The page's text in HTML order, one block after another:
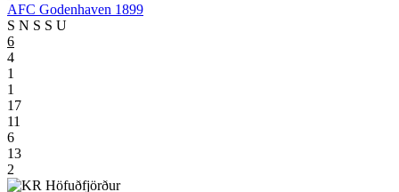
AFC Godenhaven 1899
S N S S U
6
4
1
1
17
11
6
13
2